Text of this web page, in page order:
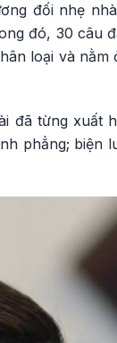
đối nhẹ
đó, 30 câu
loại và
đã từng xuất
phẳng; biện